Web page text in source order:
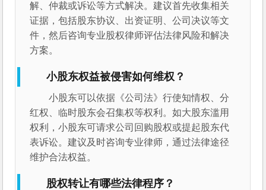
解、仲裁或诉讼等方式解决。建议首先收集相关
证据，包括股东协议、出资证明、公司决议等文
件，然后咨询专业股权律师评估法律风险和解决
方案。
小股东权益被侵害如何维权？
小股东可以依据《公司法》行使知情权、分
红权、临时股东会召集权等权利。如大股东滥用
权利，小股东可请求公司回购股权或提起股东代
表诉讼。建议及时咨询专业律师，通过法律途径
维护合法权益。
股权转让有哪些法律程序？